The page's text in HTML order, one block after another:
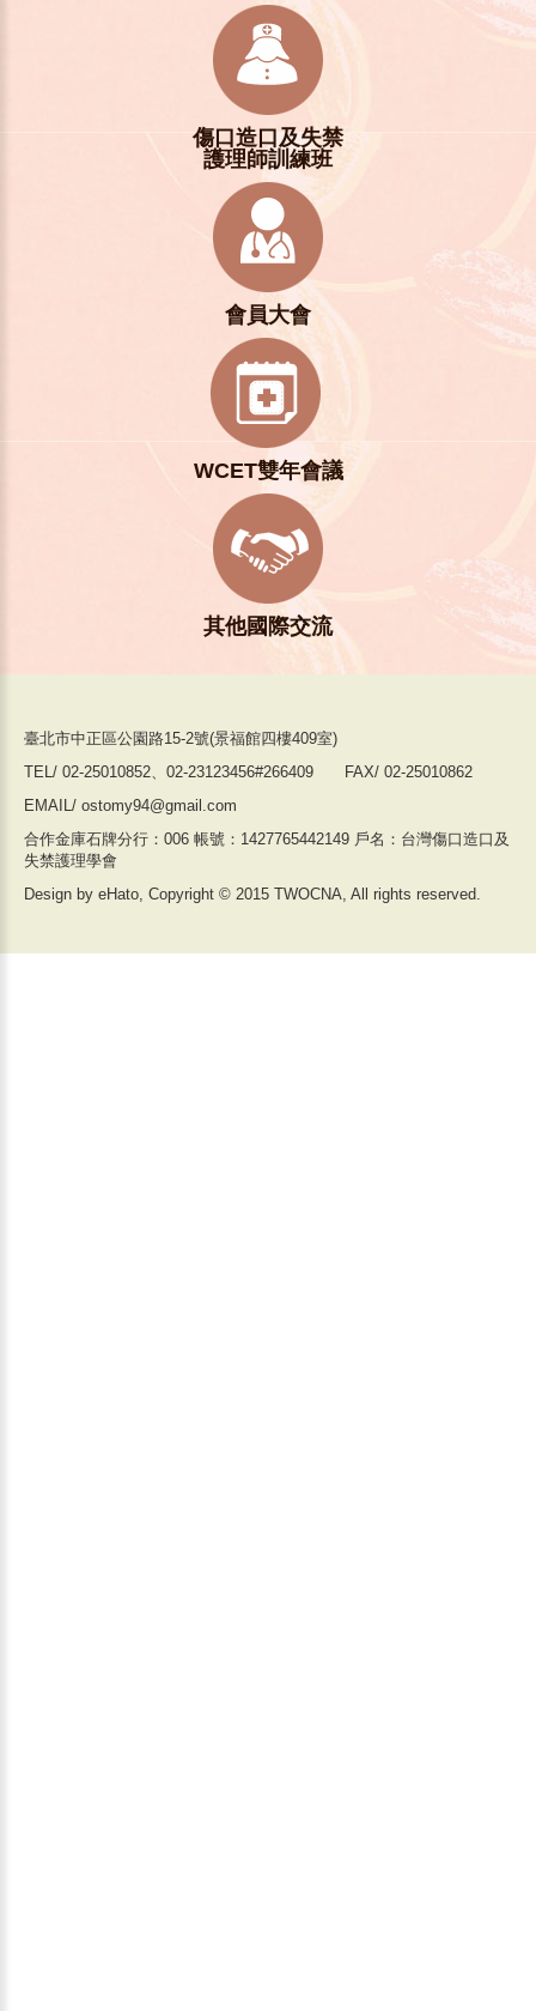
傷口造口及失禁
護理師訓練班
會員大會
WCET雙年會議
其他國際交流
臺北市中正區公園路15-2號(景福館四樓409室)
TEL/ 02-25010852、02-23123456#266409 FAX/ 02-25010862
EMAIL/ ostomy94@gmail.com
合作金庫石牌分行：006 帳號：1427765442149 戶名：台灣傷口造口及
失禁護理學會
Design by eHato, Copyright © 2015 TWOCNA, All rights reserved.